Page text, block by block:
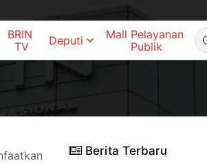
BRIN
TV
Deputi
Mall Pelayanan
Publik
Berita Terbaru